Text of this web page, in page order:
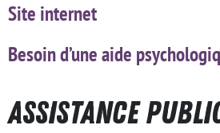
Site internet
Besoin d’une aide
Assistance